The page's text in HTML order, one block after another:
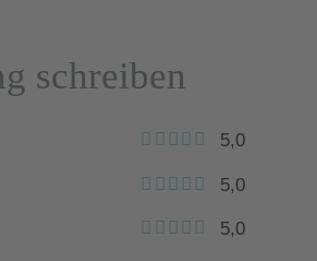
schreiben
5,0
5,0
5,0